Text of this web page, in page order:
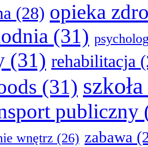
(28) opieka
(31)
(31) rehabilitacja
(31) szkoła
publiczny
wnętrz (26) zabawa